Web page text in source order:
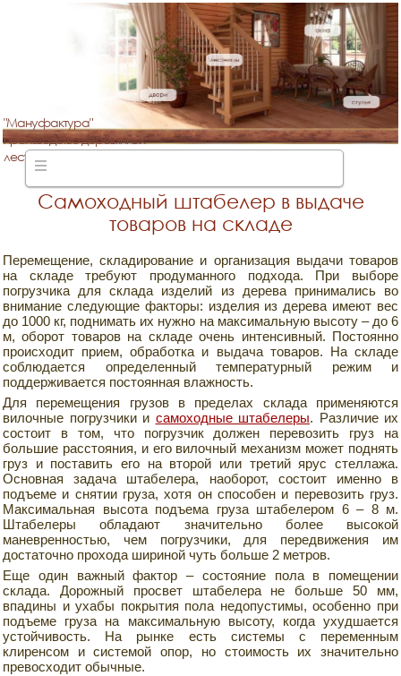
"Мануфактура"
производство деревянных
лестниц
Самоходный штабелер в выдаче
товаров на складе
Перемещение, складирование и организация выдачи товаров
на складе требуют продуманного подхода. При выборе
погрузчика для склада изделий из дерева принимались во
внимание следующие факторы: изделия из дерева имеют вес
до 1000 кг, поднимать их нужно на максимальную высоту – до 6
м, оборот товаров на складе очень интенсивный. Постоянно
происходит прием, обработка и выдача товаров. На складе
соблюдается определенный температурный режим и
поддерживается постоянная влажность.
Для перемещения грузов в пределах склада применяются
вилочные погрузчики и самоходные штабелеры. Различие их
состоит в том, что погрузчик должен перевозить груз на
большие расстояния, и его вилочный механизм может поднять
груз и поставить его на второй или третий ярус стеллажа.
Основная задача штабелера, наоборот, состоит именно в
подъеме и снятии груза, хотя он способен и перевозить груз.
Максимальная высота подъема груза штабелером 6 – 8 м.
Штабелеры обладают значительно более высокой
маневренностью, чем погрузчики, для передвижения им
достаточно прохода шириной чуть больше 2 метров.
Еще один важный фактор – состояние пола в помещении
склада. Дорожный просвет штабелера не больше 50 мм,
впадины и ухабы покрытия пола недопустимы, особенно при
подъеме груза на максимальную высоту, когда ухудшается
устойчивость. На рынке есть системы с переменным
клиренсом и системой опор, но стоимость их значительно
превосходит обычные.